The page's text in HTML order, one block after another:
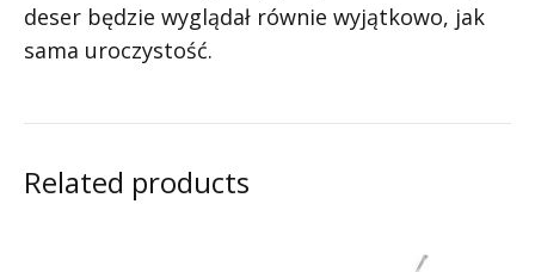
deser będzie wyglądał równie wyjątkowo, jak
sama uroczystość.
Related products